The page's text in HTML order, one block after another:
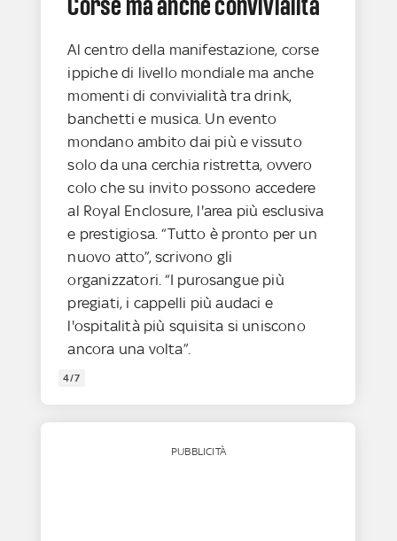
Al centro della manifestazione, corse
ippiche di livello mondiale ma anche
momenti di convivialità tra drink,
banchetti e musica. Un evento
mondano ambito dai più e vissuto
solo da una cerchia ristretta, ovvero
colo che su invito possono accedere
al Royal Enclosure, l'area più esclusiva
e prestigiosa.“Tutto è pronto per un
nuovo atto”, scrivono gli
organizzatori. “I purosangue più
pregiati, i cappelli più audaci e
l'ospitalità più squisita si uniscono
ancora una volta”.
4/7
PUBBLICITÀ